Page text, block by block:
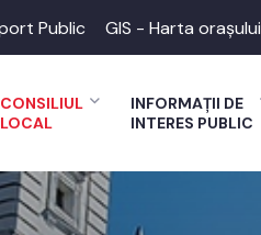
Public GIS - Harta orașului
CONSILIUL
LOCAL
INFORMAȚII DE
INTERES PUBLIC